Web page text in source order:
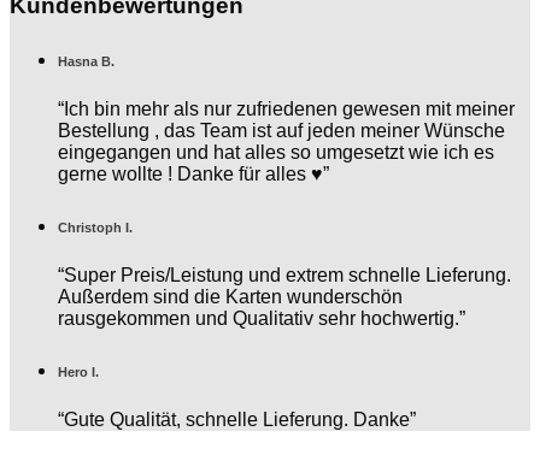
Kundenbewertungen
Hasna B.
“Ich bin mehr als nur zufriedenen gewesen mit meiner
Bestellung , das Team ist auf jeden meiner Wünsche
eingegangen und hat alles so umgesetzt wie ich es
gerne wollte ! Danke für alles ♥️”
Christoph I.
“Super Preis/Leistung und extrem schnelle Lieferung.
Außerdem sind die Karten wunderschön
rausgekommen und Qualitativ sehr hochwertig.”
Hero I.
“Gute Qualität, schnelle Lieferung. Danke”